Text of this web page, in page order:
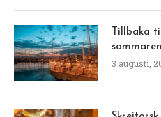
Tillbaka
3 augusti,